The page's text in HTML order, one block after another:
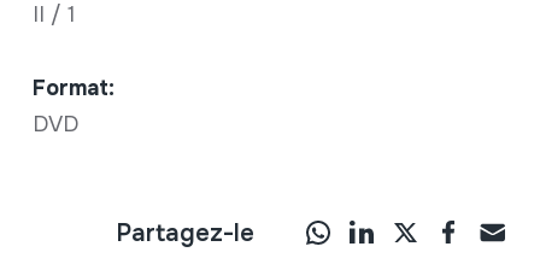
II / 1
Format:
DVD
Partagez-le